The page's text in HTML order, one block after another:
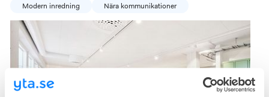
Modern inredning Nära kommunikationer